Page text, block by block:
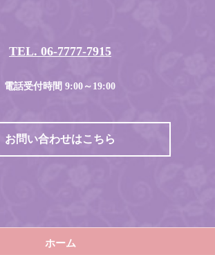
TEL. 06-7777-7915
電話受付時間 9:00～19:00
お問い合わせはこちら
ホーム